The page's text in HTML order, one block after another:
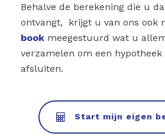
Behalve de berekening die u
ontvangt, krijgt u van ons ook
book meegestuurd wat u
verzamelen om een
afsluiten.
Start mijn eigen